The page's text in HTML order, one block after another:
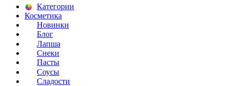
Категории
Косметика
Новинки
Блог
Лапша
Снеки
Пасты
Соусы
Сладости